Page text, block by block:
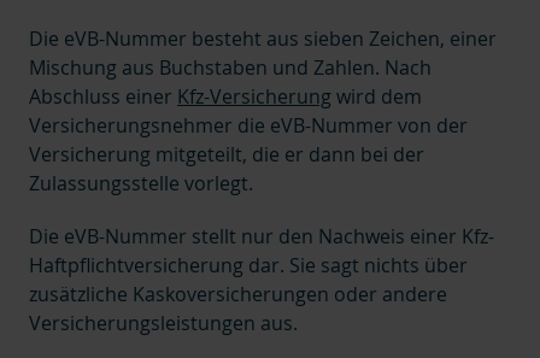
Die eVB-Nummer besteht aus sieben Zeichen, einer
Mischung aus Buchstaben und Zahlen. Nach
Abschluss einer Kfz-Versicherungwird dem
Versicherungsnehmer die eVB-Nummer von der
Versicherung mitgeteilt, die er dann bei der
Zulassungsstelle vorlegt.
Die eVB-Nummer stellt nur den Nachweis einer Kfz-
Haftpflichtversicherung dar. Sie sagt nichts über
zusätzliche Kaskoversicherungen oder andere
Versicherungsleistungen aus.